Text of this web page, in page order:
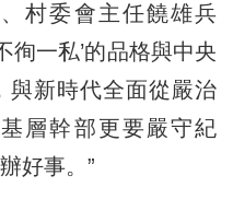
委會主任饒雄兵
徇一私’的品格與中央
與新時代全面從嚴治
層幹部更要嚴守紀
好事。”